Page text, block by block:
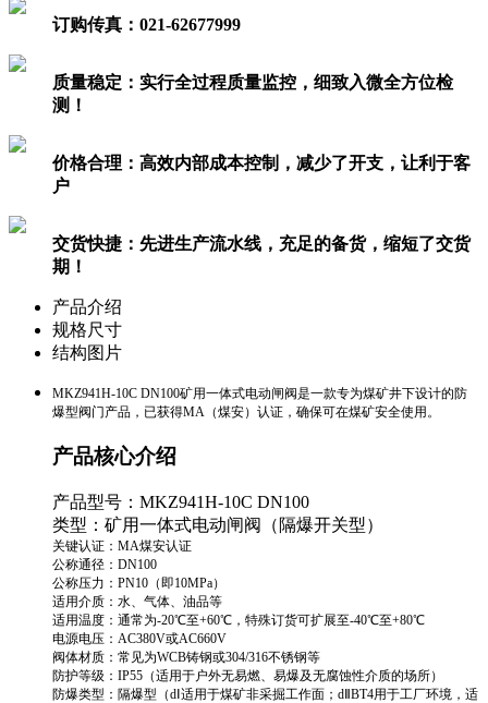
订购传真： 021-62677999
质量稳定： 实行全过程质量监控，细致入微全方位检
测！
价格合理： 高效内部成本控制，减少了开支，让利于客
户
交货快捷： 先进生产流水线，充足的备货，缩短了交货
期！
产品介绍
规格尺寸
结构图片
MKZ941H-10C DN100矿用一体式电动闸阀是一款专为煤矿井下设计的防
爆型阀门产品，已获得MA（煤安）认证，确保可在煤矿安全使用。
产品核心介绍
‌产品型号‌：MKZ941H-10C DN100
‌类型‌：矿用一体式电动闸阀（隔爆开关型）
‌关键认证‌：MA煤安认证
‌公称通径‌：DN100
‌公称压力‌：PN10（即10MPa）
‌适用介质‌：水、气体、油品等
‌适用温度‌：通常为-20℃至+60℃，特殊订货可扩展至-40℃至+80℃
‌电源电压‌：AC380V或AC660V
‌阀体材质‌：常见为WCB铸钢或304/316不锈钢等
‌防护等级‌：IP55（适用于户外无易燃、易爆及无腐蚀性介质的场所）
‌防爆类型‌：隔爆型（dⅠ适用于煤矿非采掘工作面；dⅡBT4用于工厂环境，适